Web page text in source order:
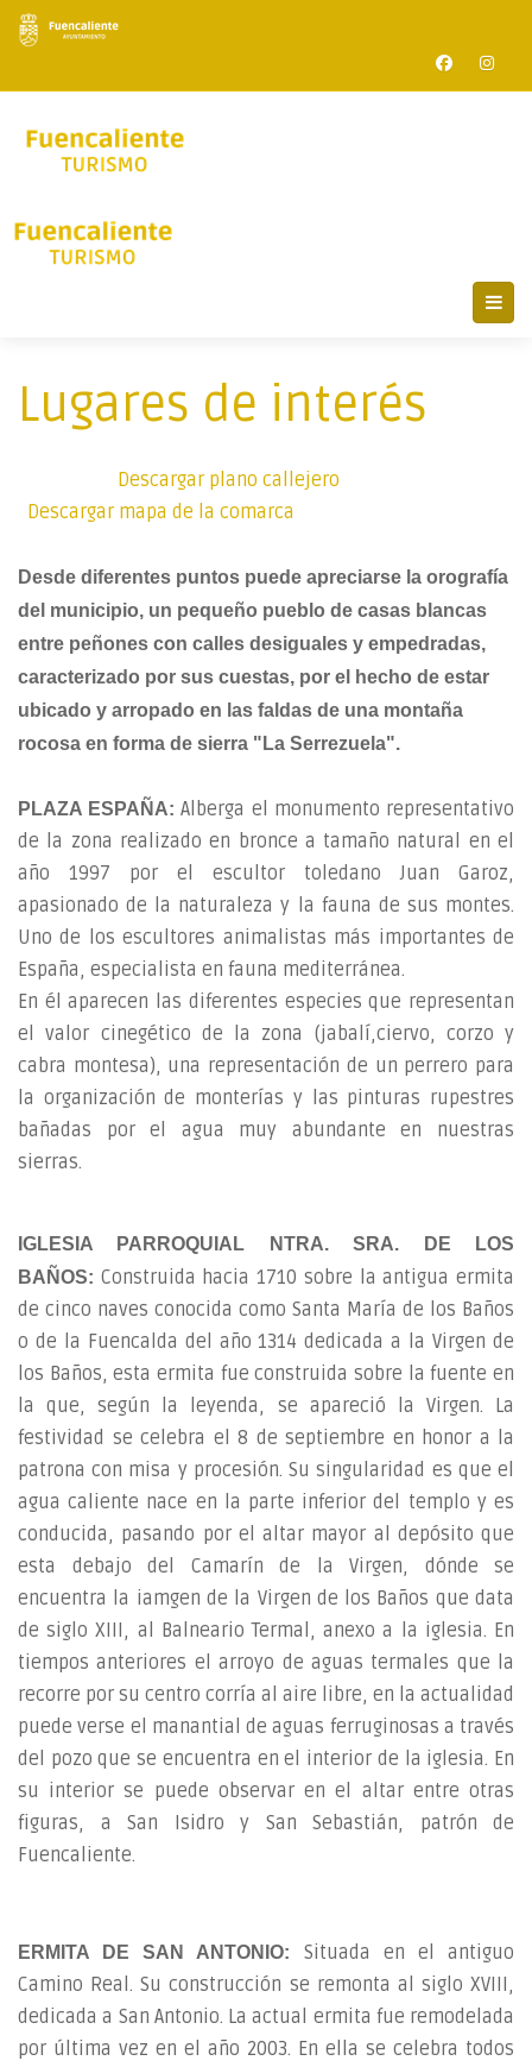
Lugares de interés
Descargar plano callejero
Descargar mapa de la comarca
Desde diferentes puntos puede apreciarse la orografía
del municipio, un pequeño pueblo de casas blancas
entre peñones con calles desiguales y empedradas,
caracterizado por sus cuestas, por el hecho de estar
ubicado y arropado en las faldas de una montaña
rocosa en forma de sierra "La Serrezuela".
PLAZA ESPAÑA: Alberga el monumento representativo
de la zona realizado en bronce a tamaño natural en el
año 1997 por el escultor toledano Juan Garoz,
apasionado de la naturaleza y la fauna de sus montes.
Uno de los escultores animalistas más importantes de
España, especialista en fauna mediterránea.
En él aparecen las diferentes especies que representan
el valor cinegético de la zona (jabalí,ciervo, corzo y
cabra montesa), una representación de un perrero para
la organización de monterías y las pinturas rupestres
bañadas por el agua muy abundante en nuestras
sierras.
IGLESIA PARROQUIAL NTRA. SRA. DE LOS
BAÑOS: Construida hacia 1710 sobre la antigua ermita
de cinco naves conocida como Santa María de los Baños
o de la Fuencalda del año 1314 dedicada a la Virgen de
los Baños, esta ermita fue construida sobre la fuente en
la que, según la leyenda, se apareció la Virgen. La
festividad se celebra el 8 de septiembre en honor a la
patrona con misa y procesión. Su singularidad es que el
agua caliente nace en la parte inferior del templo y es
conducida, pasando por el altar mayor al depósito que
esta debajo del Camarín de la Virgen, dónde se
encuentra la iamgen de la Virgen de los Baños que data
de siglo XIII, al Balneario Termal, anexo a la iglesia. En
tiempos anteriores el arroyo de aguas termales que la
recorre por su centro corría al aire libre, en la actualidad
puede verse el manantial de aguas ferruginosas a través
del pozo que se encuentra en el interior de la iglesia. En
su interior se puede observar en el altar entre otras
figuras, a San Isidro y San Sebastián, patrón de
Fuencaliente.
ERMITA DE SAN ANTONIO:
Situada en el antiguo
Camino Real. Su construcción se remonta al siglo XVIII,
dedicada a San Antonio. La actual ermita fue remodelada
por última vez en el año 2003. En ella se celebra todos